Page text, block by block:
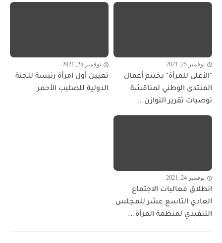
نوفمبر 25, 2021
"الأعلى للمرأة" يختتم أعمال
المنتدى الوطني لمناقشة
توصيات تقرير التوازن...
نوفمبر 25, 2021
تعيين أول امرأة رئيسة للجنة
الدولية للصليب الأحمر
نوفمبر 24, 2021
انطلاق فعاليات الاجتماع
العادي التاسع عشر للمجلس
التنفيذي لمنظمة المرأة...